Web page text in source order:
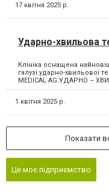
17 квітня 2025 р.
Ударно-хвильова
Клініка оснащена
галузі ударно-хвильової
MEDICAL AG.УДАРНО –
1 квітня 2025 р.
Показати
Це моє підприємство